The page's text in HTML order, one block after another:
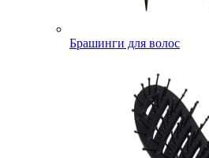
Брашинги для волос